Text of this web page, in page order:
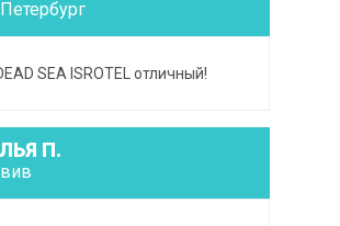
SEA ISROTEL отличный!
П.